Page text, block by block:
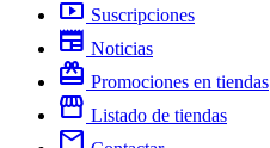
subscriptions Suscripciones
newspaper Noticias
redeem Promociones en tiendas
storefront Listado de tiendas
mail